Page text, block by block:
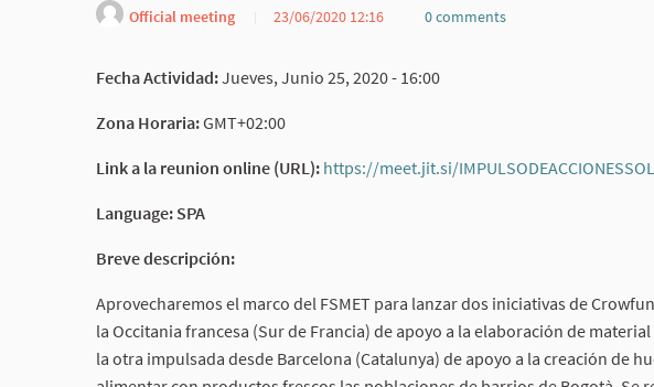
Official meeting 23/06/2020 12:16 0 comments
Fecha Actividad:Jueves, Junio 25, 2020 - 16:00
Zona Horaria:GMT+02:00
Link a la reunion online (URL): https://meet.jit.si/
Language: SPA
Breve descripción:
Aprovecharemos el marco del FSMET para lanzar dos iniciativas de
la Occitania francesa (Sur de Francia) de apoyo a la elaboración de
la otra impulsada desde Barcelona (Catalunya) de apoyo a la creación de